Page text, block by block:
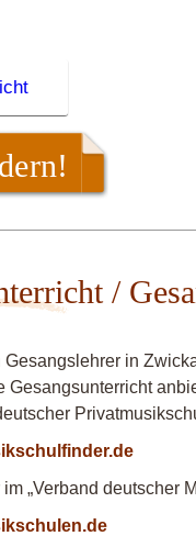
/
in
Gesangsunterricht
„Verband deutscher